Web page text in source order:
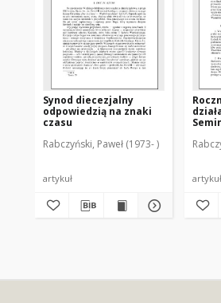
Synod diecezjalny
odpowiedzią na znaki
czasu
Rabczyński, Paweł (1973- )
artykuł artykuł